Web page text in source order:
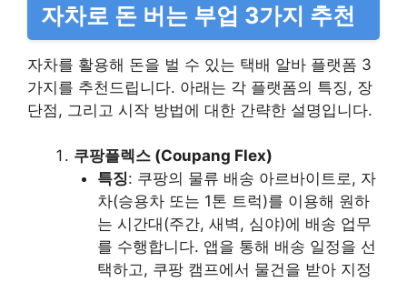
자차로 돈 버는 부업 3가지 추천
자차를 활용해 돈을 벌 수 있는 택배 알바 플랫폼 3
가지를 추천드립니다. 아래는 각 플랫폼의 특징, 장
단점, 그리고 시작 방법에 대한 간략한 설명입니다.
쿠팡플렉스 (Coupang Flex)
특징: 쿠팡의 물류 배송 아르바이트로, 자
차(승용차 또는 1톤 트럭)를 이용해 원하
는 시간대(주간, 새벽, 심야)에 배송 업무
를 수행합니다. 앱을 통해 배송 일정을 선
택하고, 쿠팡 캠프에서 물건을 받아 지정